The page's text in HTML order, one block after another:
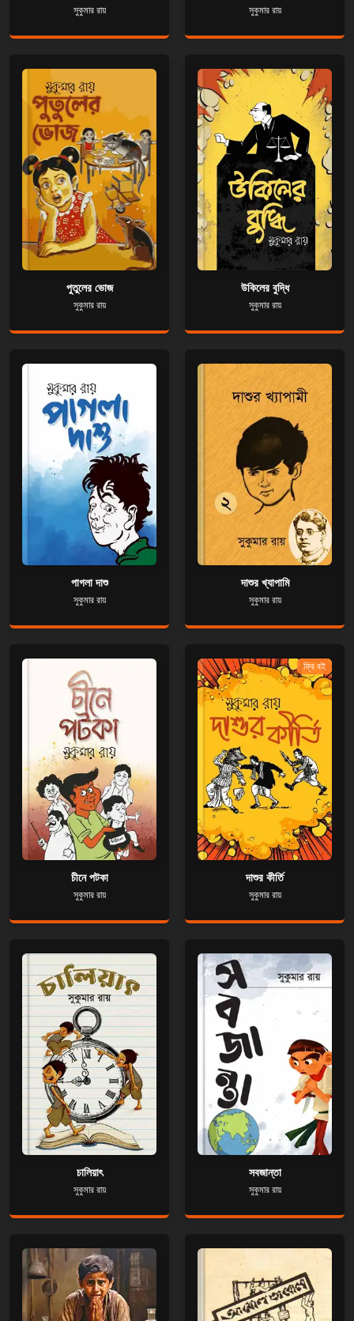
সুকুমার রায় সুকুমার রায়
পুতুলের ভোজ
সুকুমার রায়
উকিলের বুদ্ধি
সুকুমার রায়
পাগলা দাশু
সুকুমার রায়
দাশুর খ্যাপামি
সুকুমার রায়
চীনে পটকা
সুকুমার রায়
ফ্রি বই
দাশুর কীর্তি
সুকুমার রায়
চালিয়াৎ
সুকুমার রায়
সবজান্তা
সুকুমার রায়